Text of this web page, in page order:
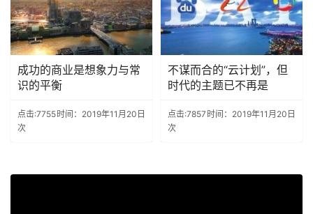
成功的商业是想象力与常
识的平衡
点击:7755
次
时间：2019年11月20日
不谋而合的“云计划”，但
时代的主题已不再是
点击:7857
次
时间：2019年11月20日